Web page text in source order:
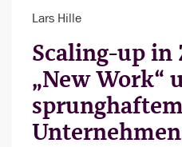
Lars Hille
Scaling-up in
„New Work“